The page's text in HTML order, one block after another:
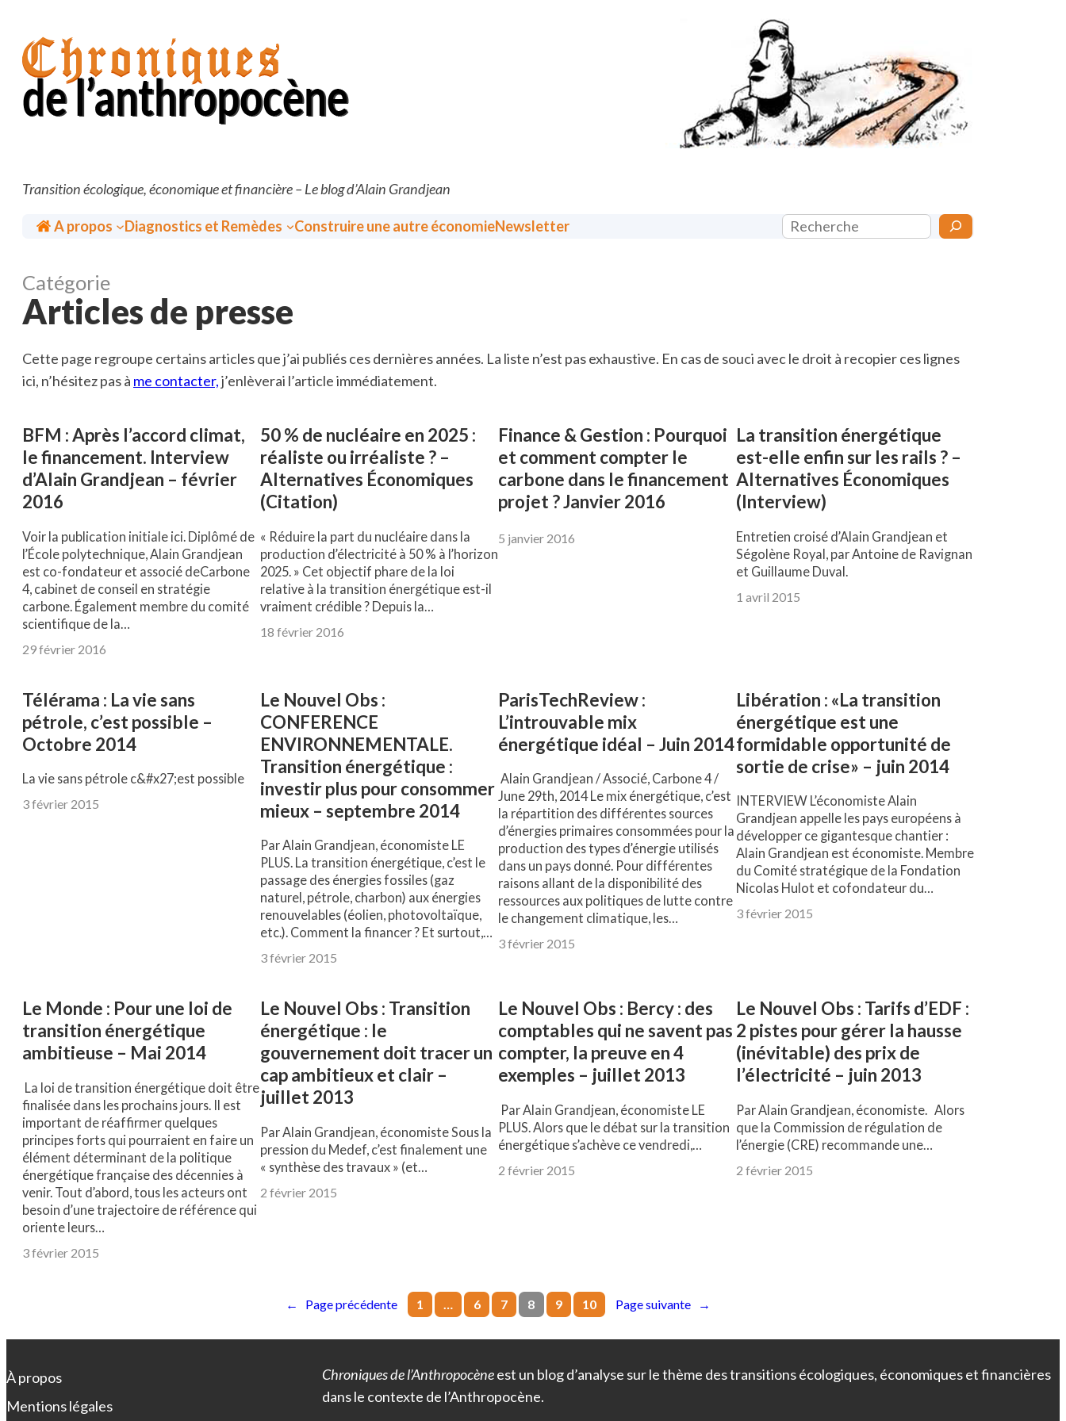
contenu
Transition écologique, économique et financière – Le blog d’Alain Grandjean
Accueil
A propos Diagnostics et Remèdes Construire une autre économieNewsletter Rechercher
Catégorie
Articles de presse
Cette page regroupe certains articles que j’ai publiés ces dernières années. La liste n’est pas exhaustive. En cas de souci avec le droit à recopier ces lignes
ici, n’hésitez pas à me contacter,j’enlèverai l’article immédiatement.
BFM : Après l’accord climat,
le financement. Interview
d’Alain Grandjean – février
2016
Voir la publication initiale ici. Diplômé de
l’École polytechnique, Alain Grandjean
est co-fondateur et associé deCarbone
4, cabinet de conseil en stratégie
carbone. Également membre du comité
scientifique de la…
29 février 2016
50 % de nucléaire en 2025 :
réaliste ou irréaliste ? –
Alternatives Économiques
(Citation)
« Réduire la part du nucléaire dans la
production d’électricité à 50 % à l’horizon
2025. » Cet objectif phare de la loi
relative à la transition énergétique est-il
vraiment crédible ? Depuis la…
18 février 2016
Finance & Gestion : Pourquoi
et comment compter le
carbone dans le financement
projet ? Janvier 2016
5 janvier 2016
La transition énergétique
est-elle enfin sur les rails ? –
Alternatives Économiques
(Interview)
Entretien croisé d’Alain Grandjean et
Ségolène Royal, par Antoine de Ravignan
et Guillaume Duval.
1 avril 2015
Télérama : La vie sans
pétrole, c’est possible –
Octobre 2014
La vie sans pétrole c&#x27;est possible
3 février 2015
Le Nouvel Obs :
CONFERENCE
ENVIRONNEMENTALE.
Transition énergétique :
investir plus pour consommer
mieux – septembre 2014
Par Alain Grandjean, économiste LE
PLUS. La transition énergétique, c’est le
passage des énergies fossiles (gaz
naturel, pétrole, charbon) aux énergies
renouvelables (éolien, photovoltaïque,
etc.). Comment la financer ? Et surtout,…
3 février 2015
ParisTechReview :
L’introuvable mix
énergétique idéal – Juin 2014
Alain Grandjean / Associé, Carbone 4 /
June 29th, 2014 Le mix énergétique, c’est
la répartition des différentes sources
d’énergies primaires consommées pour la
production des types d’énergie utilisés
dans un pays donné. Pour différentes
raisons allant de la disponibilité des
ressources aux politiques de lutte contre
le changement climatique, les…
3 février 2015
Libération : «La transition
énergétique est une
formidable opportunité de
sortie de crise» – juin 2014
INTERVIEW L’économiste Alain
Grandjean appelle les pays européens à
développer ce gigantesque chantier :
Alain Grandjean est économiste. Membre
du Comité stratégique de la Fondation
Nicolas Hulot et cofondateur du…
3 février 2015
Le Monde : Pour une loi de
transition énergétique
ambitieuse – Mai 2014
La loi de transition énergétique doit être
finalisée dans les prochains jours. Il est
important de réaffirmer quelques
principes forts qui pourraient en faire un
élément déterminant de la politique
énergétique française des décennies à
venir. Tout d’abord, tous les acteurs ont
besoin d’une trajectoire de référence qui
oriente leurs…
3 février 2015
Le Nouvel Obs : Transition
énergétique : le
gouvernement doit tracer un
cap ambitieux et clair –
juillet 2013
Par Alain Grandjean, économiste Sous la
pression du Medef, c’est finalement une
« synthèse des travaux » (et…
2 février 2015
Le Nouvel Obs : Bercy : des
comptables qui ne savent pas
compter, la preuve en 4
exemples – juillet 2013
Par Alain Grandjean, économiste LE
PLUS. Alors que le débat sur la transition
énergétique s’achève ce vendredi,…
2 février 2015
Le Nouvel Obs : Tarifs d’EDF :
2 pistes pour gérer la hausse
(inévitable) des prix de
l’électricité – juin 2013
Par Alain Grandjean, économiste. Alors
que la Commission de régulation de
l’énergie (CRE) recommande une…
2 février 2015
← Page précédente 1 … 6 7 8 9 10 Page suivante →
À propos
Mentions légales
Chroniques de l’Anthropocèneest un blog d’analyse sur le thème des transitions écologiques, économiques et financières
dans le contexte de l’Anthropocène.